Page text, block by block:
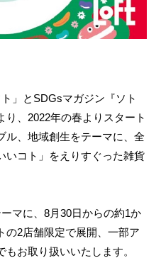
」とSDGsマガジン『ソト
り、2022年の春よりスタート
ル、地域創生をテーマに、全
いコト」をえりすぐった雑貨
マに、8月30日からの約1か
の2店舗限定で展開、一部ア
もお取り扱いいたします。